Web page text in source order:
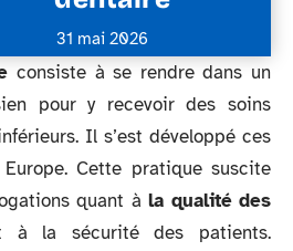
31 mai 2026
consiste à se rendre dans un
pour y recevoir des soins
Il s’est développé ces
Cette pratique suscite
quant àla qualité des
la sécurité des patients.